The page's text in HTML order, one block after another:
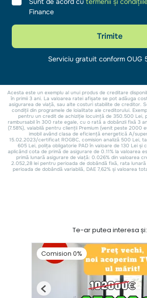
Te-ar putea interesa și:
Comision 0%
Previous